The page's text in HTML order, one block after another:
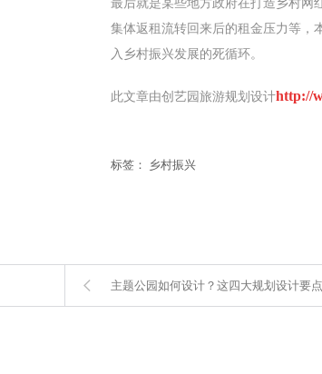
最后就是某些地方政府在打造乡村网
集体返租流转回来后的租金压力等，
入乡村振兴发展的死循环。
此文章由创艺园旅游规划设计http://
标签： 乡村振兴
主题公园如何设计？这四大规划设计要